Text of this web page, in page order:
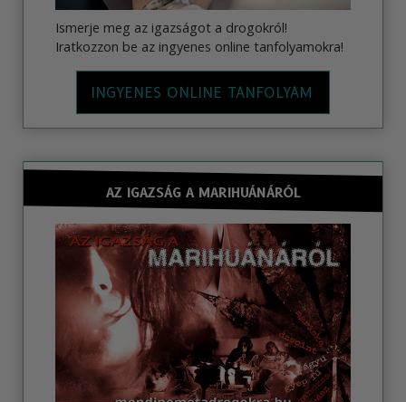
Ismerje meg az igazságot a drogokról!
Iratkozzon be az ingyenes online tanfolyamokra!
INGYENES ONLINE TANFOLYAM
AZ IGAZSÁG A MARIHUÁNÁRÓL